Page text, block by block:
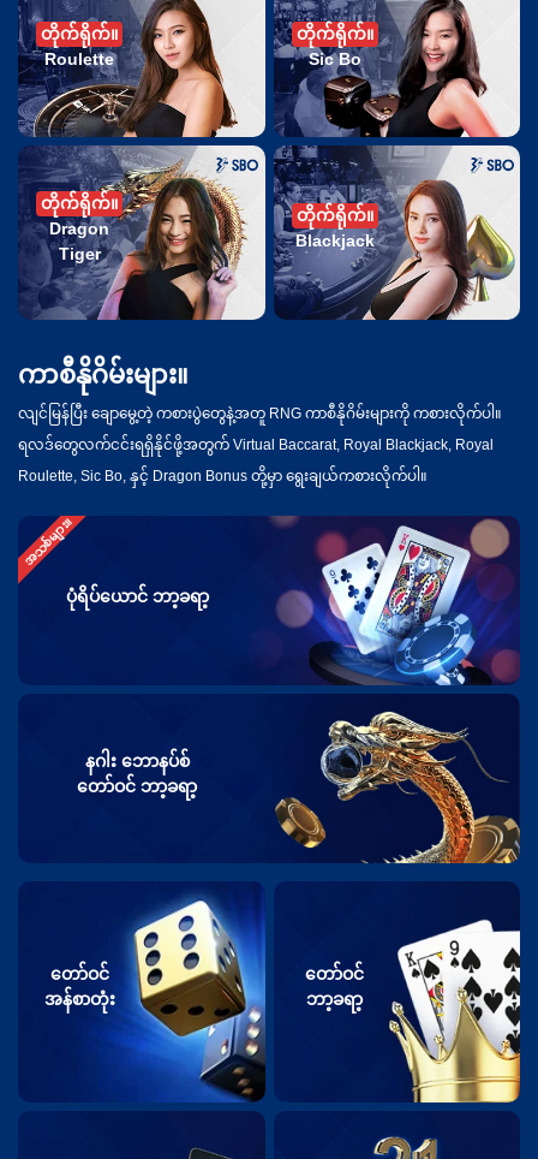
တိုက်ရိုက်။
Roulette
တိုက်ရိုက်။
Sic Bo
တိုက်ရိုက်။
Dragon
Tiger
တိုက်ရိုက်။
Blackjack
ကာစီနိုဂိမ်းများ။
လျင်မြန်ပြီး ချောမွေ့တဲ့ ကစားပွဲတွေနဲ့အတူ RNG ကာစီနိုဂိမ်းများကို ကစားလိုက်ပါ။
ရလဒ်တွေလက်ငင်းရရှိနိုင်ဖို့အတွက် Virtual Baccarat, Royal Blackjack, Royal
Roulette, Sic Bo, နှင့် Dragon Bonus တို့မှာ ရွေးချယ်ကစားလိုက်ပါ။
ပုံရိပ်ယောင် ဘာ့ခရာ့
အသစ်များ။
နဂါး ဘောနပ်စ်
တော်ဝင် ဘာ့ခရာ့
တော်ဝင်
အန်စာတုံး
တော်ဝင်
ဘာ့ခရာ့